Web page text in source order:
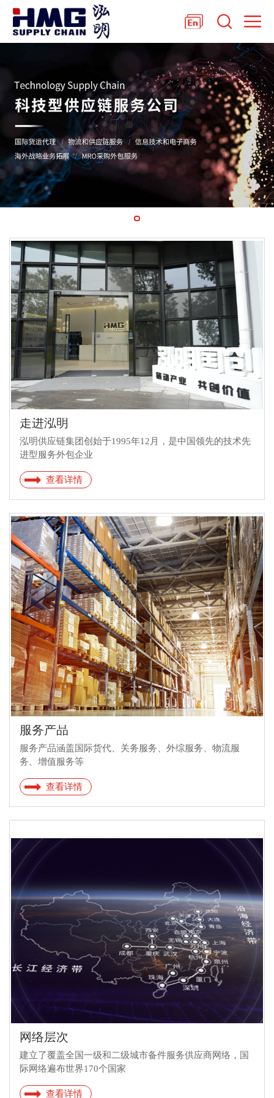
走进泓明
泓明供应链集团创始于1995年12月，是中国领先的技术先
进型服务外包企业
查看详情
服务产品
服务产品涵盖国际货代、关务服务、外综服务、物流服
务、增值服务等
查看详情
网络层次
建立了覆盖全国一级和二级城市备件服务供应商网络，国
际网络遍布世界170个国家
查看详情